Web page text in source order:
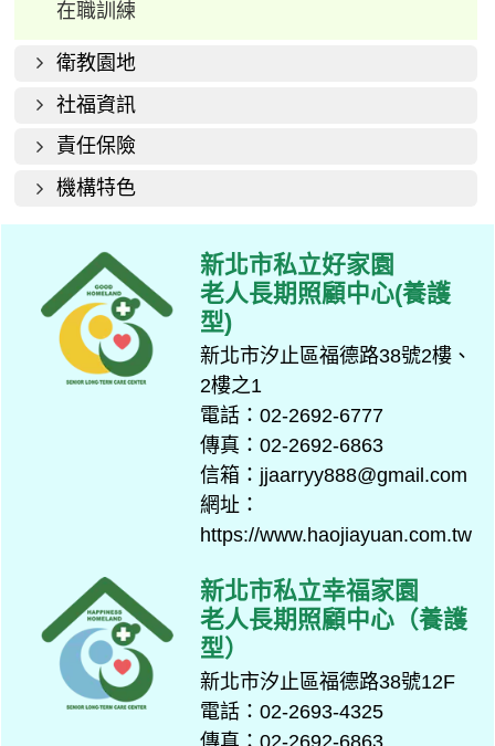
在職訓練
衛教園地
社福資訊
責任保險
機構特色
新北市私立好家園
老人長期照顧中心(養護
型)
新北市汐止區福德路38號2樓、
2樓之1
電話：02-2692-6777
傳真：02-2692-6863
信箱：jjaarryy888@gmail.com
網址：
https://www.haojiayuan.com.tw
新北市私立幸福家園
老人長期照顧中心（養護
型）
新北市汐止區福德路38號12F
電話：02-2693-4325